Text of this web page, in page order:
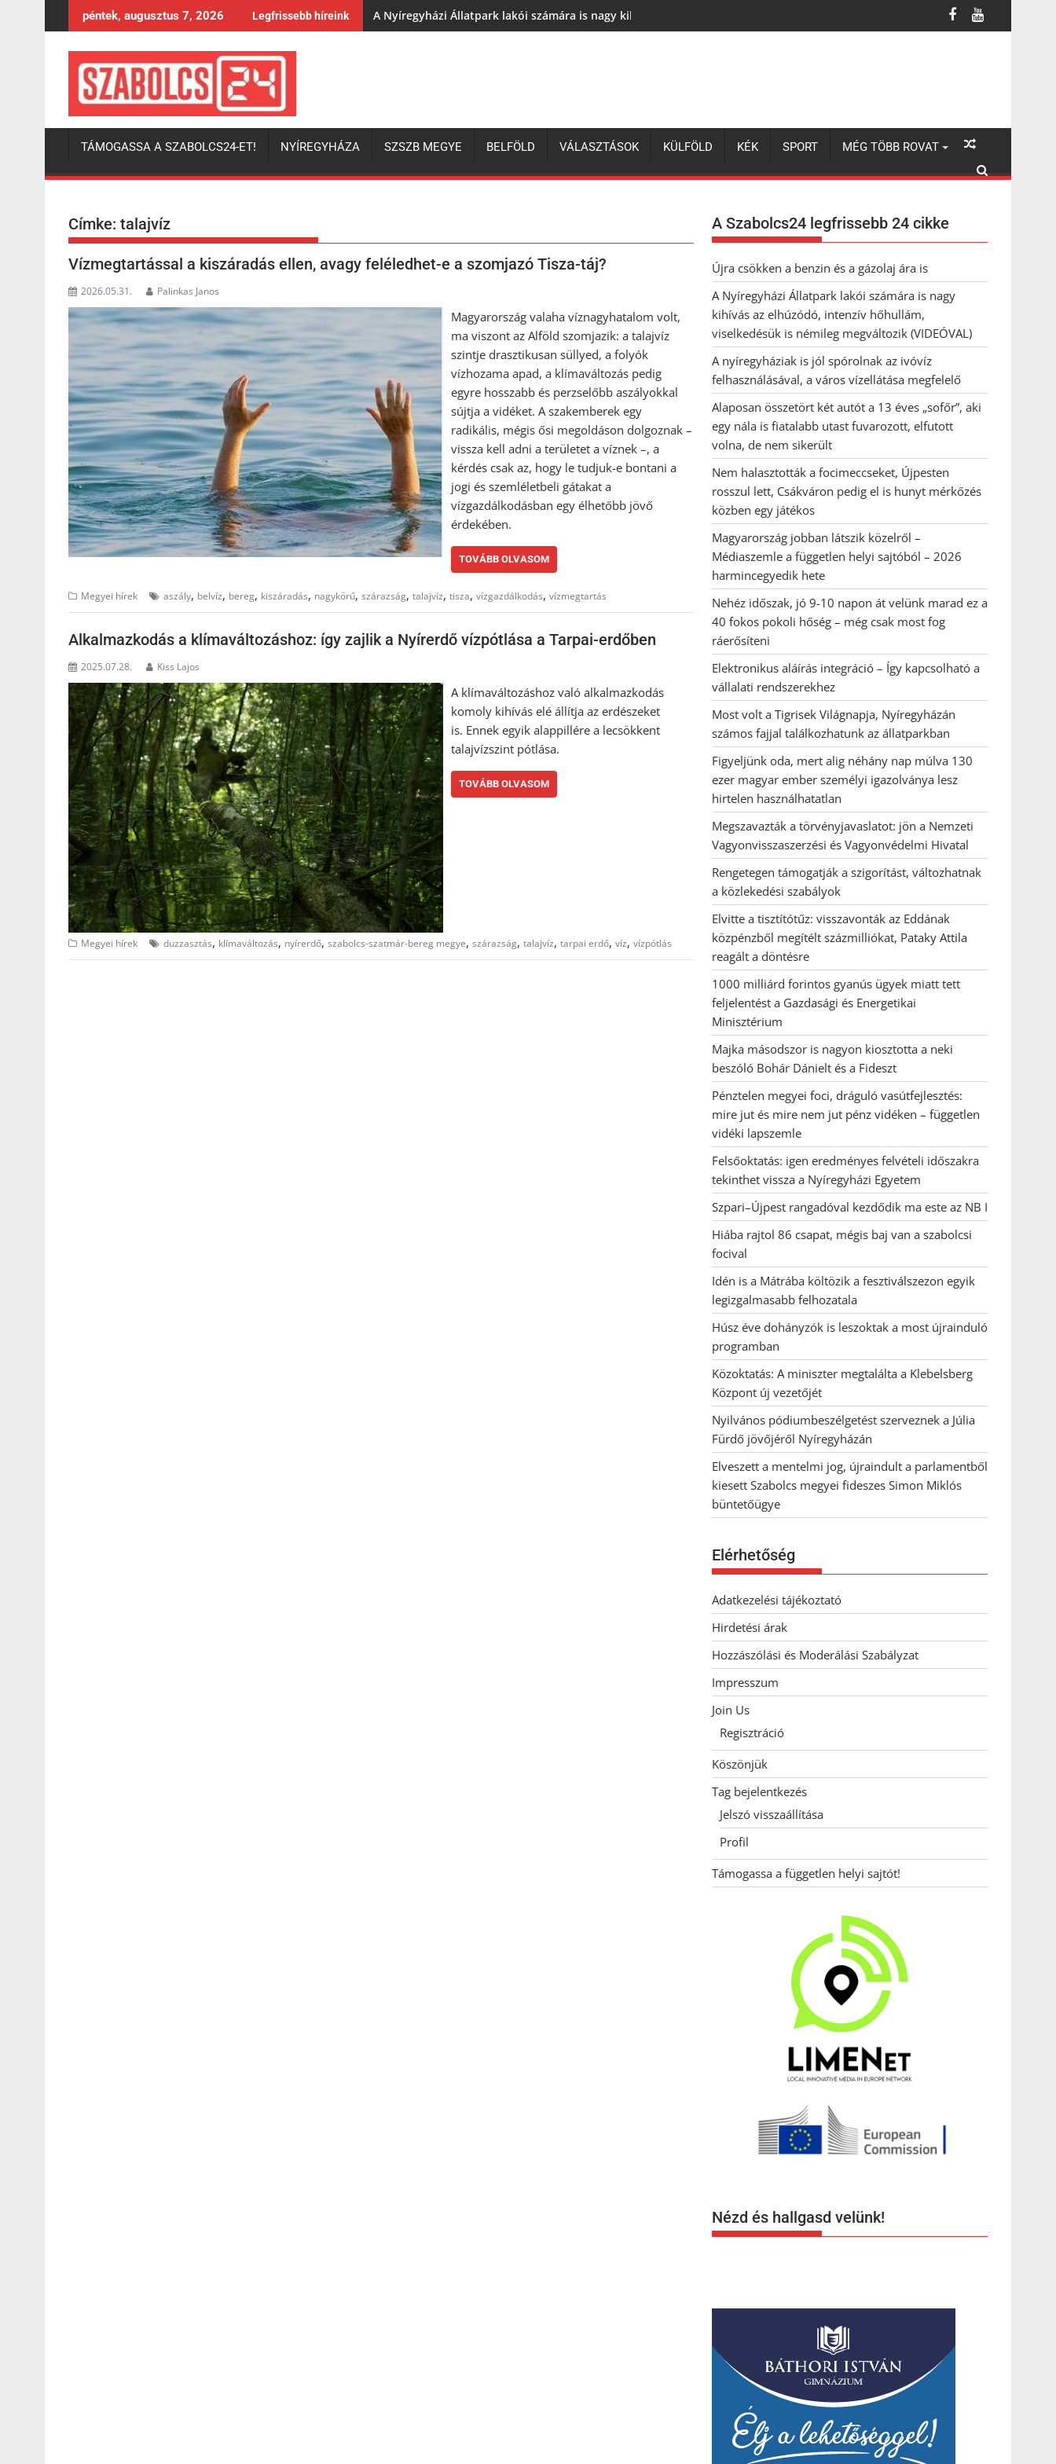
to
péntek, augusztus 7, 2026 Legfrissebb híreink A Nyíregyházi Állatpark lakói számára is nagy kihívás az elhúzódó, intenzív hőhullám, viselkedésük is némileg megváltozik
TÁMOGASSA A SZABOLCS24-ET! NYÍREGYHÁZA SZSZB MEGYE BELFÖLD VÁLASZTÁSOK KÜLFÖLD KÉK SPORT MÉG TÖBB ROVAT
Címke: talajvíz
Vízmegtartással a kiszáradás ellen, avagy feléledhet-e a szomjazó Tisza-táj?
2026.05.31. Palinkas Janos
Magyarország valaha víznagyhatalom volt,
ma viszont az Alföld szomjazik: a talajvíz
szintje drasztikusan süllyed, a folyók
vízhozama apad, a klímaváltozás pedig
egyre hosszabb és perzselőbb aszályokkal
sújtja a vidéket. A szakemberek egy
radikális, mégis ősi megoldáson dolgoznak –
vissza kell adni a területet a víznek –, a
kérdés csak az, hogy le tudjuk-e bontani a
jogi és szemléletbeli gátakat a
vízgazdálkodásban egy élhetőbb jövő
érdekében.
TOVÁBB OLVASOM
Megyei hírek aszály, belvíz, bereg, kiszáradás, nagykörű, szárazság, talajvíz, tisza, vízgazdálkodás, vízmegtartás
Alkalmazkodás a klímaváltozáshoz: így zajlik a Nyírerdő vízpótlása a Tarpai-erdőben
2025.07.28. Kiss Lajos
A klímaváltozáshoz való alkalmazkodás
komoly kihívás elé állítja az erdészeket
is. Ennek egyik alappillére a lecsökkent
talajvízszint pótlása.
TOVÁBB OLVASOM
Megyei hírek duzzasztás, klímaváltozás, nyírerdő, szabolcs-szatmár-bereg megye, szárazság, talajvíz, tarpai erdő, víz, vízpótlás
A Szabolcs24 legfrissebb 24 cikke
Újra csökken a benzin és a gázolaj ára is
A Nyíregyházi Állatpark lakói számára is nagy
kihívás az elhúzódó, intenzív hőhullám,
viselkedésük is némileg megváltozik (VIDEÓVAL)
A nyíregyháziak is jól spórolnak az ivóvíz
felhasználásával, a város vízellátása megfelelő
Alaposan összetört két autót a 13 éves „sofőr”, aki
egy nála is fiatalabb utast fuvarozott, elfutott
volna, de nem sikerült
Nem halasztották a focimeccseket, Újpesten
rosszul lett, Csákváron pedig el is hunyt mérkőzés
közben egy játékos
Magyarország jobban látszik közelről –
Médiaszemle a független helyi sajtóból – 2026
harmincegyedik hete
Nehéz időszak, jó 9-10 napon át velünk marad ez a
40 fokos pokoli hőség – még csak most fog
ráerősíteni
Elektronikus aláírás integráció – Így kapcsolható a
vállalati rendszerekhez
Most volt a Tigrisek Világnapja, Nyíregyházán
számos fajjal találkozhatunk az állatparkban
Figyeljünk oda, mert alig néhány nap múlva 130
ezer magyar ember személyi igazolványa lesz
hirtelen használhatatlan
Megszavazták a törvényjavaslatot: jön a Nemzeti
Vagyonvisszaszerzési és Vagyonvédelmi Hivatal
Rengetegen támogatják a szigorítást, változhatnak
a közlekedési szabályok
Elvitte a tisztítótűz: visszavonták az Eddának
közpénzből megítélt százmilliókat, Pataky Attila
reagált a döntésre
1000 milliárd forintos gyanús ügyek miatt tett
feljelentést a Gazdasági és Energetikai
Minisztérium
Majka másodszor is nagyon kiosztotta a neki
beszóló Bohár Dánielt és a Fideszt
Pénztelen megyei foci, dráguló vasútfejlesztés:
mire jut és mire nem jut pénz vidéken – független
vidéki lapszemle
Felsőoktatás: igen eredményes felvételi időszakra
tekinthet vissza a Nyíregyházi Egyetem
Szpari–Újpest rangadóval kezdődik ma este az NB I
Hiába rajtol 86 csapat, mégis baj van a szabolcsi
focival
Idén is a Mátrába költözik a fesztiválszezon egyik
legizgalmasabb felhozatala
Húsz éve dohányzók is leszoktak a most újrainduló
programban
Közoktatás: A miniszter megtalálta a Klebelsberg
Központ új vezetőjét
Nyilvános pódiumbeszélgetést szerveznek a Júlia
Fürdő jövőjéről Nyíregyházán
Elveszett a mentelmi jog, újraindult a parlamentből
kiesett Szabolcs megyei fideszes Simon Miklós
büntetőügye
Elérhetőség
Adatkezelési tájékoztató
Hirdetési árak
Hozzászólási és Moderálási Szabályzat
Impresszum
Join Us
Regisztráció
Köszönjük
Tag bejelentkezés
Jelszó visszaállítása
Profil
Támogassa a független helyi sajtót!
Nézd és hallgasd velünk!